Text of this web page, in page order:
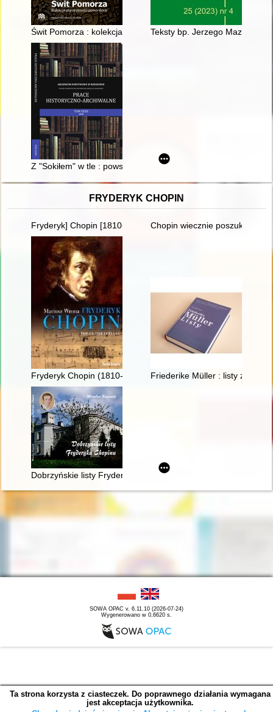
Świt Pomorza : kolekcja starożytności pomorskich :
Teksty bp. Jerzego Mazura
Z "Sokiłem" w tle : powstanie i rozwój ukraińskich organizacji
FRYDERYK CHOPIN
Fryderyk] Chopin [1810-1849]. Człowiek, dzieło, rezonans
Chopin wiecznie poszukiwany.
Fryderyk Chopin (1810-1849). Poeta fortepianu
Friederike Müller : listy z
Dobrzyńskie listy Fryderyka F. Chopina. Fryderyk Chopin na
SOWA OPAC v. 6.11.10 (2026-07-24)
Wygenerowano w 0,6620 s.
Ta strona korzysta z ciasteczek. Do poprawnego działania wymagana
jest akceptacja użytkownika.